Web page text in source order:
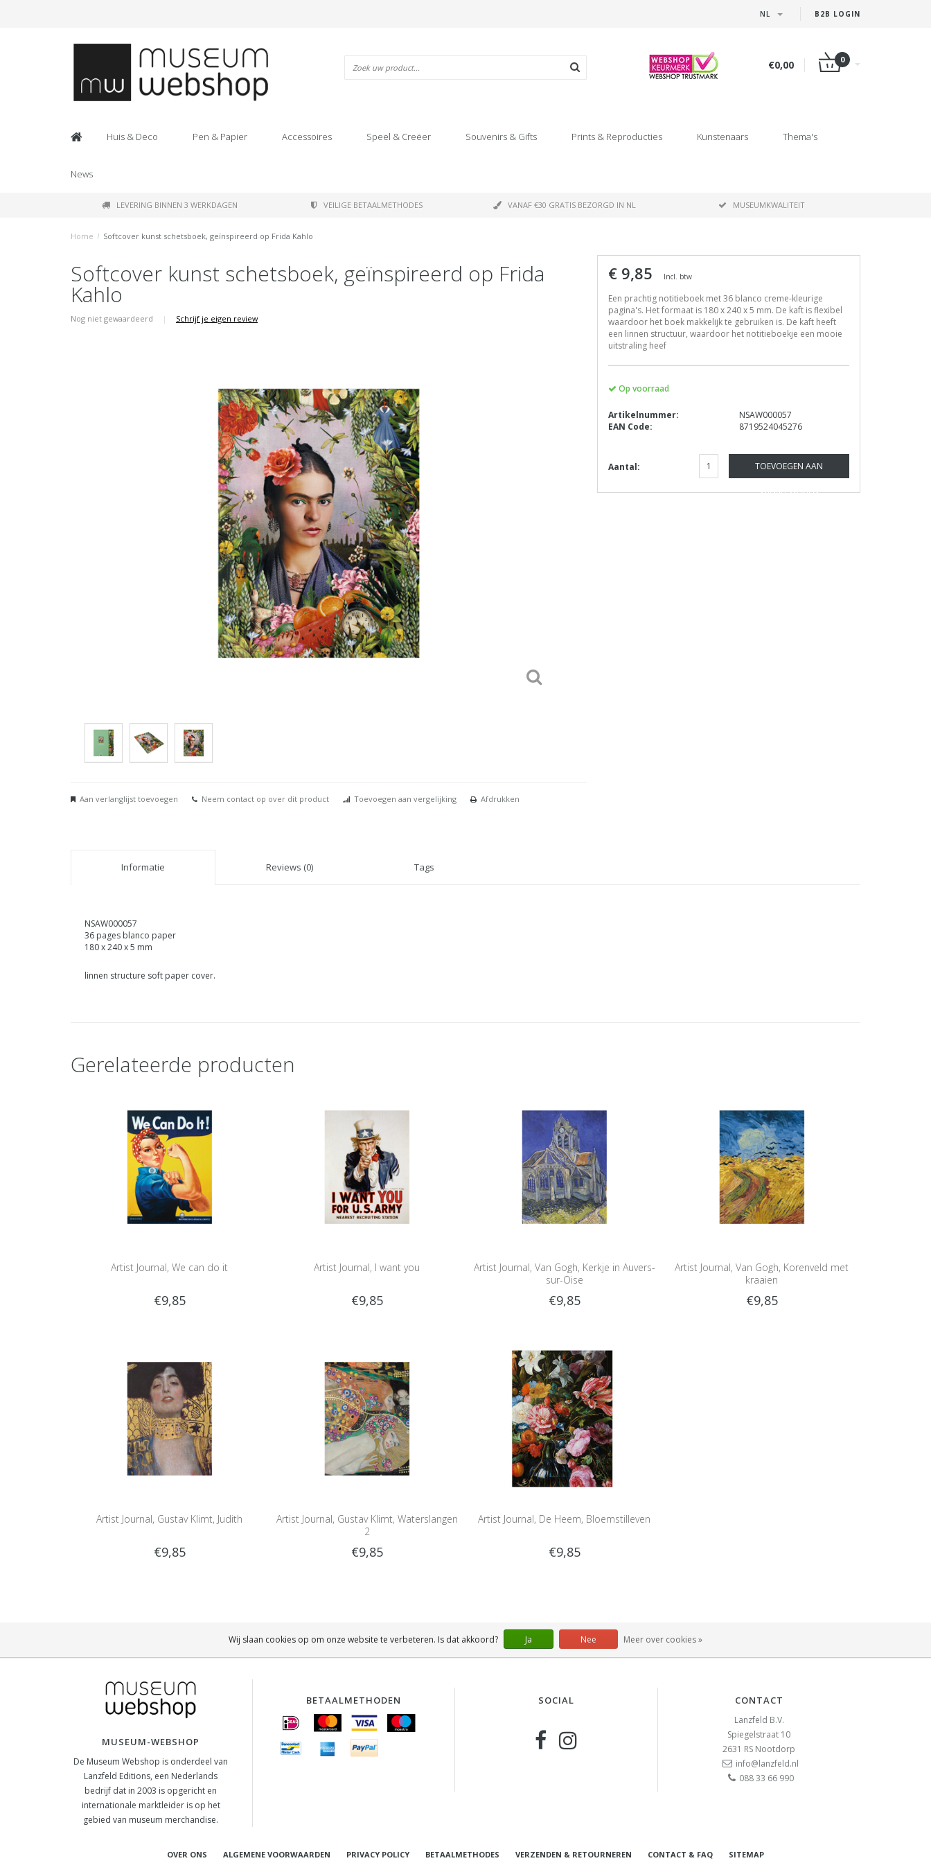
B2B LOGIN
NL
€0,00 0
Huis & Deco Pen & Papier Accessoires Speel & Creëer Souvenirs & Gifts Prints & Reproducties Kunstenaars Thema's
News
LEVERING BINNEN 3 WERKDAGEN VEILIGE BETAALMETHODES VANAF €30 GRATIS BEZORGD IN NL MUSEUMKWALITEIT
Home / Softcover kunst schetsboek, geïnspireerd op Frida Kahlo
Softcover kunst schetsboek, geïnspireerd op Frida
Kahlo
Nog niet gewaardeerd | Schrijf je eigen review
Aan verlanglijst toevoegen Neem contact op over dit product Toevoegen aan vergelijking Afdrukken
€ 9,85 Incl. btw
Een prachtig notitieboek met 36 blanco creme-kleurige
pagina's. Het formaat is 180 x 240 x 5 mm. De kaft is flexibel
waardoor het boek makkelijk te gebruiken is. De kaft heeft
een linnen structuur, waardoor het notitieboekje een mooie
uitstraling heef
Op voorraad
Artikelnummer:
NSAW000057
EAN Code:
8719524045276
Aantal: TOEVOEGEN AAN
WINKELWAGEN
Informatie Reviews (0) Tags
NSAW000057
36 pages blanco paper
180 x 240 x 5 mm
linnen structure soft paper cover.
Gerelateerde producten
Artist Journal, We can do it
€9,85
Artist Journal, I want you
€9,85
Artist Journal, Van Gogh, Kerkje in Auvers-
sur-Oise
€9,85
Artist Journal, Van Gogh, Korenveld met
kraaien
€9,85
Artist Journal, Gustav Klimt, Judith
€9,85
Artist Journal, Gustav Klimt, Waterslangen
2
€9,85
Artist Journal, De Heem, Bloemstilleven
€9,85
MUSEUM-WEBSHOP
De Museum Webshop is onderdeel van
Lanzfeld Editions, een Nederlands
bedrijf dat in 2003 is opgericht en
internationale marktleider is op het
gebied van museum merchandise.
BETAALMETHODEN SOCIAL CONTACT
Lanzfeld B.V.
Spiegelstraat 10
2631 RS Nootdorp
info@lanzfeld.nl
088 33 66 990
OVER ONS ALGEMENE VOORWAARDEN PRIVACY POLICY BETAALMETHODES VERZENDEN & RETOURNEREN CONTACT & FAQ SITEMAP
Wij slaan cookies op om onze website te verbeteren. Is dat akkoord? Ja Nee Meer over cookies »